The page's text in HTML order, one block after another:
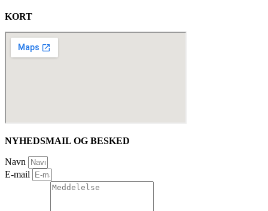
KORT
NYHEDSMAIL OG BESKED
Navn
E-mail